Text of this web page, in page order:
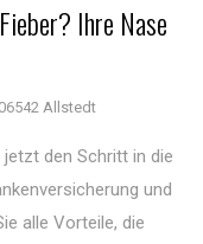
Ihre Nase
Allstedt
jetzt den Schritt in die
und
alle Vorteile, die